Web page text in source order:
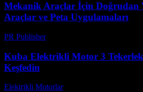
Mekanik Araçlar İçin Doğrudan
Araçlar ve Peta Uygulamaları
PR Publisher-
Kuba Elektrikli Motor 3
Keşfedin
Elektrikli Motorlar-